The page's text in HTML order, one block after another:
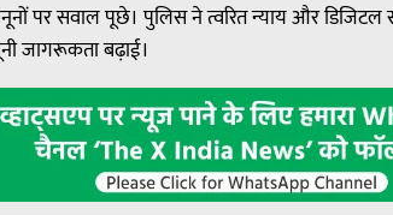
पर सवाल पूछे। पुलिस ने त्वरित न्याय और डिजिटल
जागरूकता बढ़ाई।